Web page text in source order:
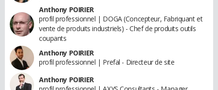
Anthony POIRIER
profil professionnel | DOGA (Concepteur, Fabriquant et
vente de produits industriels) - Chef de produits outils
coupants
Anthony POIRIER
profil professionnel | Prefal - Directeur de site
Anthony POIRIER